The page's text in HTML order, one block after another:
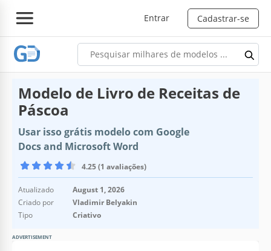
Entrar Cadastrar-se
Modelo de Livro de Receitas de
Páscoa
Usar isso grátis modelo com Google
Docs and Microsoft Word
4.25 (1 avaliações)
Atualizado
August 1, 2026
Criado por
Vladimir Belyakin
Tipo
Criativo
ADVERTISEMENT